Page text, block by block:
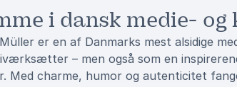
i dansk medie-
er en af Danmarks mest alsidige
– men også som en
Med charme, humor og autenticitet